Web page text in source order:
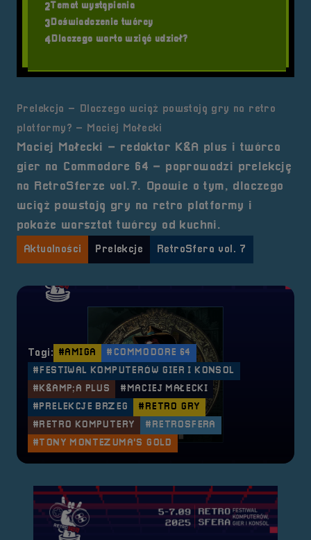
Prelekcja – Dlaczego wciąż powstają gry na retro
platformy? – Maciej Małecki
Maciej Małecki – redaktor K&A plus i twórca
gier na Commodore 64 – poprowadzi prelekcję
na RetroSferze vol.7. Opowie o tym, dlaczego
wciąż powstają gry na retro platformy i
pokaże warsztat twórcy od kuchni.
Aktualności Prelekcje RetroSfera vol. 7
Tagi: #AMIGA
#COMMODORE 64
#FESTIWAL KOMPUTERÓW GIER I KONSOL
#K&AMP;A PLUS
#MACIEJ MAŁECKI
#PRELEKCJE BRZEG
#RETRO GRY
#RETRO KOMPUTERY
#RETROSFERA
#TONY MONTEZUMA'S GOLD
2Temat wystąpienia
3Doświadczenie twórcy
4Dlaczego warto wziąć udział?